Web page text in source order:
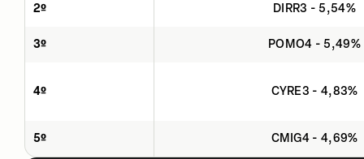
2º DIRR3 - 5,54%
3º POMO4 - 5,49%
4º CYRE3 - 4,83%
5º CMIG4 - 4,69%